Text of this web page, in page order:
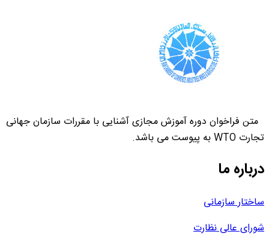
متن فراخوان دوره آموزش مجازی آشنایی با مقررات سازمان جهانی
تجارت WTO به پیوست می باشد.
درباره ما
ساختار سازمانی
شورای عالی نظارت